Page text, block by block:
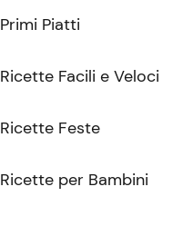
Primi Piatti
Ricette Facili e Veloci
Ricette Feste
Ricette per Bambini